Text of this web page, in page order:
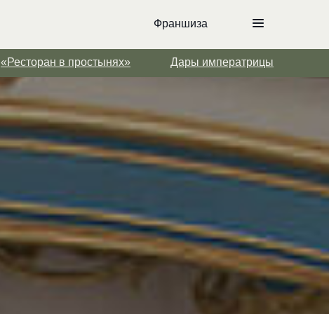
«Ресторан в простынях» Дары императрицы
Франшиза
«Ресторан в простынях»
Франшиза
Дары императрицы